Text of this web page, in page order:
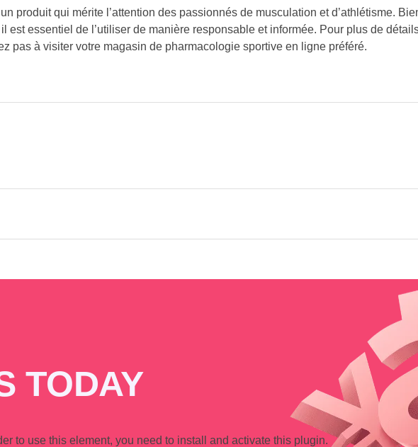
produit qui mérite l’attention des passionnés de musculation et d’athlétisme.
est essentiel de l’utiliser de manière responsable et informée. Pour plus de
pas à visiter votre magasin de pharmacologie sportive en ligne préféré.
TODAY
to use this element, you need to install and activate this plugin.